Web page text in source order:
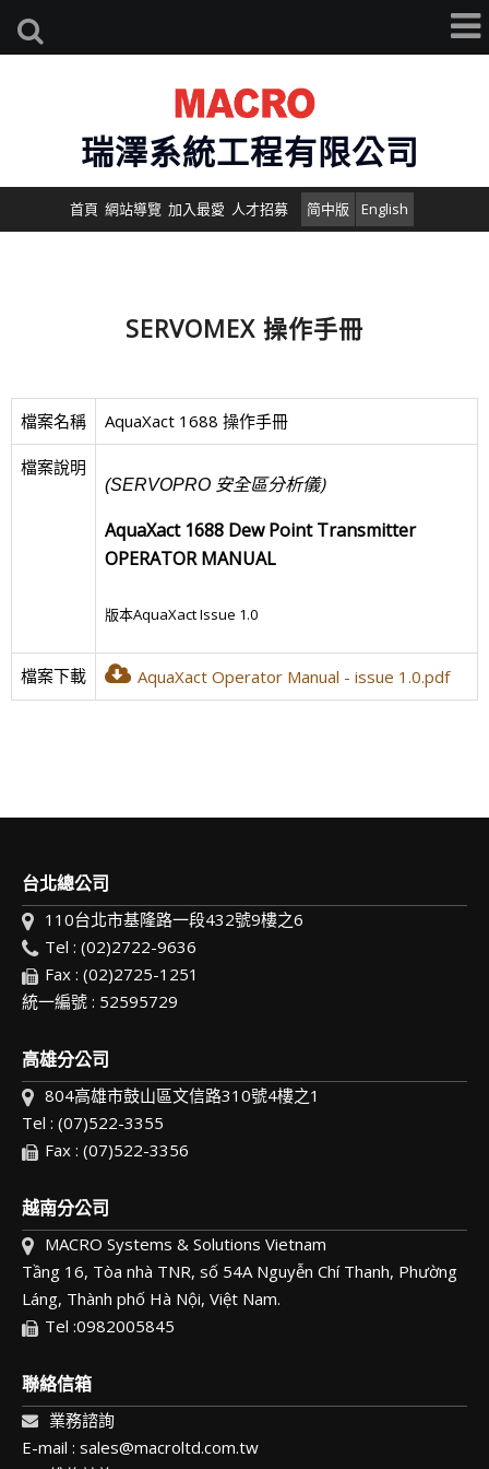
瑞澤系統工程有限公司
首頁 網站導覽 加入最愛 人才招募 简中版 English
SERVOMEX 操作手冊
檔案名稱 AquaXact 1688 操作手冊
檔案說明
(SERVOPRO 安全區分析儀)
AquaXact 1688 Dew Point Transmitter
OPERATOR MANUAL
版本AquaXact Issue 1.0
檔案下載 AquaXact Operator Manual - issue 1.0.pdf
台北總公司
110台北市基隆路一段432號9樓之6
Tel : (02)2722-9636
Fax : (02)2725-1251
統一編號 : 52595729
高雄分公司
804高雄市鼓山區文信路310號4樓之1
Tel : (07)522-3355
Fax : (07)522-3356
越南分公司
MACRO Systems & Solutions Vietnam
Tầng 16, Tòa nhà TNR, số 54A Nguyễn Chí Thanh, Phường
Láng, Thành phố Hà Nội, Việt Nam.
Tel :0982005845
聯絡信箱
業務諮詢
E-mail : sales@macroltd.com.tw